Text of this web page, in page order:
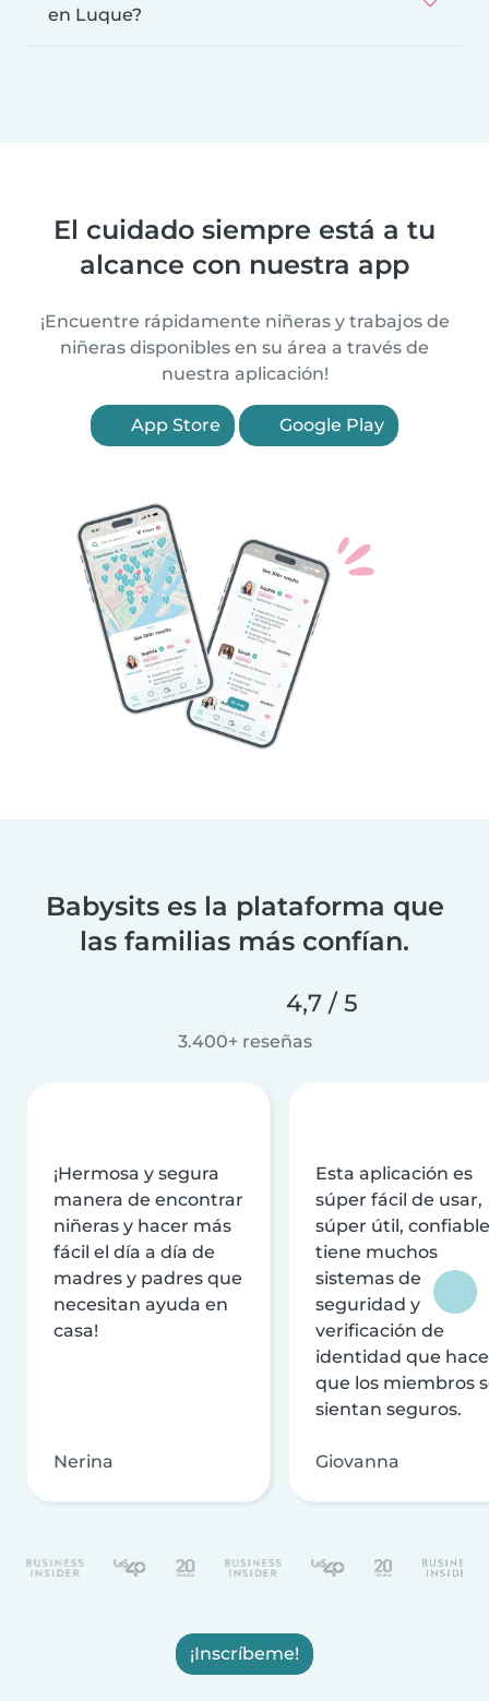
en Luque?
El cuidado siempre está a tu
alcance con nuestra app
¡Encuentre rápidamente niñeras y trabajos de
niñeras disponibles en su área a través de
nuestra aplicación!
App Store Google Play
Babysits es la plataforma que
las familias más confían.
4,7 / 5
3.400+ reseñas
¡Hermosa y segura
manera de encontrar
niñeras y hacer más
fácil el día a día de
madres y padres que
necesitan ayuda en
casa!
Nerina
Esta aplicación es
súper fácil de usar,
súper útil,
tiene muchos
sistemas de
seguridad y
verificación de
identidad que
que los miembros
sientan seguros.
Giovanna
¡Inscríbeme!